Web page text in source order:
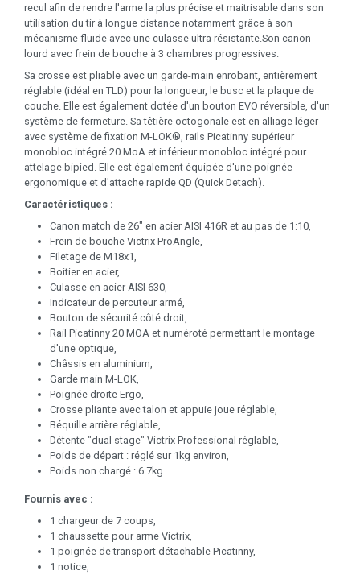
recul afin de rendre l'arme la plus précise et maitrisable dans son
utilisation du tir à longue distance notamment grâce à son
mécanisme fluide avec une culasse ultra résistante.Son canon
lourd avec frein de bouche à 3 chambres progressives.
Sa crosse est pliable avec un garde-main enrobant, entièrement
réglable (idéal en TLD) pour la longueur, le busc et la plaque de
couche. Elle est également dotée d'un bouton EVO réversible, d'un
système de fermeture. Sa têtière octogonale est en alliage léger
avec système de fixation M-LOK®, rails Picatinny supérieur
monobloc intégré 20 MoA et inférieur monobloc intégré pour
attelage bipied. Elle est également équipée d'une poignée
ergonomique et d'attache rapide QD (Quick Detach).
Caractéristiques :
Canon match de 26" en acier AISI 416R et au pas de 1:10,
Frein de bouche Victrix ProAngle,
Filetage de M18x1,
Boitier en acier,
Culasse en acier AISI 630,
Indicateur de percuteur armé,
Bouton de sécurité côté droit,
Rail Picatinny 20 MOA et numéroté permettant le montage
d'une optique,
Châssis en aluminium,
Garde main M-LOK,
Poignée droite Ergo,
Crosse pliante avec talon et appuie joue réglable,
Béquille arrière réglable,
Détente "dual stage" Victrix Professional réglable,
Poids de départ : réglé sur 1kg environ,
Poids non chargé : 6.7kg.
Fournis avec :
1 chargeur de 7 coups,
1 chaussette pour arme Victrix,
1 poignée de transport détachable Picatinny,
1 notice,